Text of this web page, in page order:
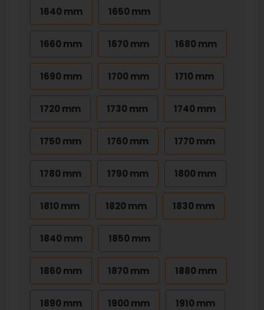
1640 mm 1650 mm
1660 mm 1670 mm 1680 mm
1690 mm 1700 mm 1710 mm
1720 mm 1730 mm 1740 mm
1750 mm 1760 mm 1770 mm
1780 mm 1790 mm 1800 mm
1810 mm 1820 mm 1830 mm
1840 mm 1850 mm
1860 mm 1870 mm 1880 mm
1890 mm 1900 mm 1910 mm